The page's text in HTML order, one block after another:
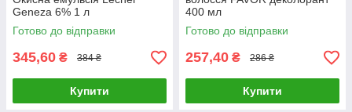
Geneza 6% 1 л
Готово до відправки
345,60 ₴ 384 ₴
Купити
400 мл
Готово до відправки
257,40 ₴ 286 ₴
Купити